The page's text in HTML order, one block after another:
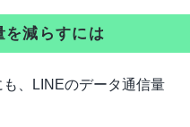
を減らすには
、LINEのデータ通信量